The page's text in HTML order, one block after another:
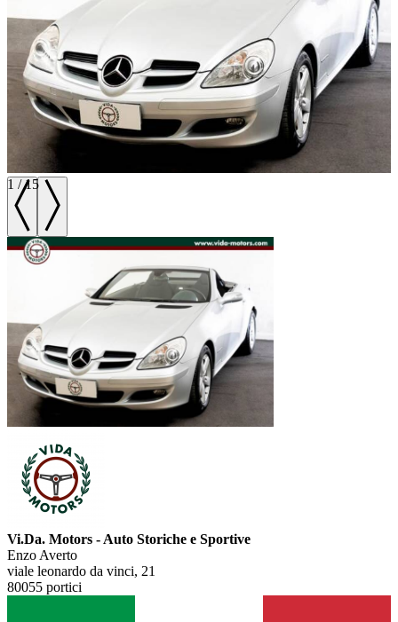
1 /15
Vi.Da. Motors - Auto Storiche e Sportive
Enzo Averto
viale leonardo da vinci, 21
80055 portici